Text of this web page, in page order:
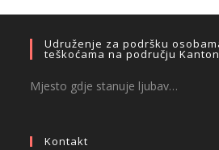
Udruženje za podršku
teškoćama na području
Mjesto gdje stanuje ljubav…
Kontakt